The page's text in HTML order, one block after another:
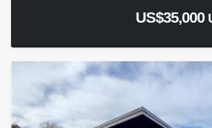
US$35,000